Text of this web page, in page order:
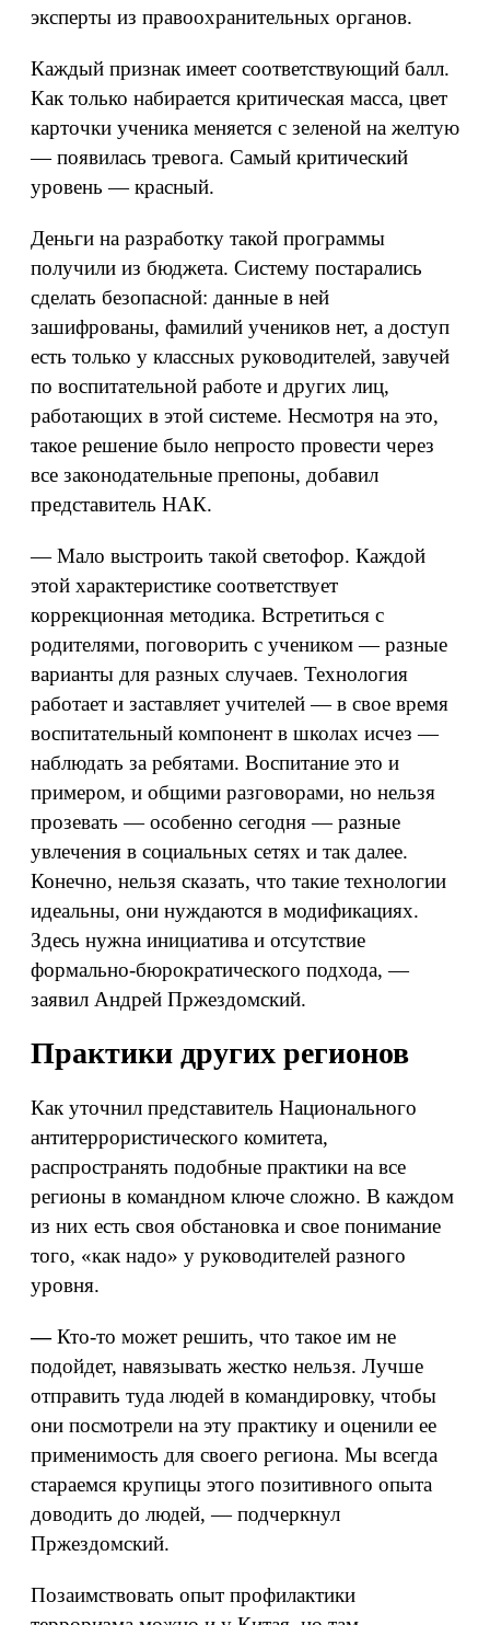
эксперты из правоохранительных органов.
Каждый признак имеет соответствующий балл.
Как только набирается критическая масса, цвет
карточки ученика меняется с зеленой на желтую
— появилась тревога. Самый критический
уровень — красный.
Деньги на разработку такой программы
получили из бюджета. Систему постарались
сделать безопасной: данные в ней
зашифрованы, фамилий учеников нет, а доступ
есть только у классных руководителей, завучей
по воспитательной работе и других лиц,
работающих в этой системе. Несмотря на это,
такое решение было непросто провести через
все законодательные препоны, добавил
представитель НАК.
— Мало выстроить такой светофор. Каждой
этой характеристике соответствует
коррекционная методика. Встретиться с
родителями, поговорить с учеником — разные
варианты для разных случаев. Технология
работает и заставляет учителей — в свое время
воспитательный компонент в школах исчез —
наблюдать за ребятами. Воспитание это и
примером, и общими разговорами, но нельзя
прозевать — особенно сегодня — разные
увлечения в социальных сетях и так далее.
Конечно, нельзя сказать, что такие технологии
идеальны, они нуждаются в модификациях.
Здесь нужна инициатива и отсутствие
формально-бюрократического подхода, —
заявил Андрей Пржездомский.
Практики других регионов
Как уточнил представитель Национального
антитеррористического комитета,
распространять подобные практики на все
регионы в командном ключе сложно. В каждом
из них есть своя обстановка и свое понимание
того, «как надо» у руководителей разного
уровня.
—Кто-то может решить, что такое им не
подойдет, навязывать жестко нельзя. Лучше
отправить туда людей в командировку, чтобы
они посмотрели на эту практику и оценили ее
применимость для своего региона. Мы всегда
стараемся крупицы этого позитивного опыта
доводить до людей, — подчеркнул
Пржездомский.
Позаимствовать опыт профилактики